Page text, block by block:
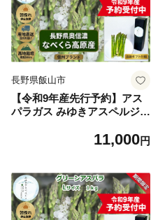
長野県飯山市
【令和9年産先行予約】アス
パラガス みゆきアスペルジュ
《出荷時期：2027年5月中旬
送 独自栽培 甘さ 高級 ギフト
(Ce-003)
11,000円